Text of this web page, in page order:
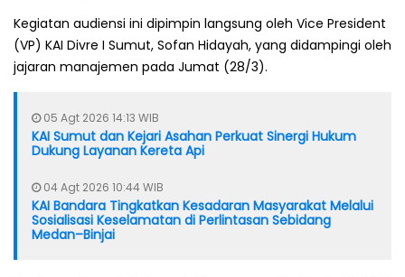
Kegiatan audiensi ini dipimpin langsung oleh Vice President
(VP) KAI Divre I Sumut, Sofan Hidayah, yang didampingi oleh
jajaran manajemen pada Jumat (28/3).
05 Agt 2026 14:13 WIB
KAI Sumut dan Kejari Asahan Perkuat Sinergi Hukum
Dukung Layanan Kereta Api
04 Agt 2026 10:44 WIB
KAI Bandara Tingkatkan Kesadaran Masyarakat Melalui
Sosialisasi Keselamatan di Perlintasan Sebidang
Medan–Binjai